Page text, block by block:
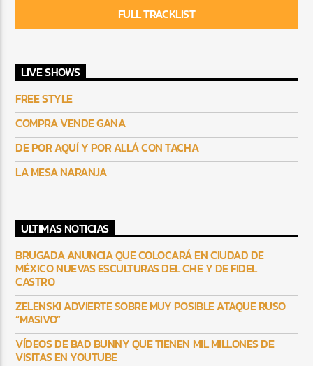
FULL TRACKLIST
LIVE SHOWS
FREE STYLE
COMPRA VENDE GANA
DE POR AQUÍ Y POR ALLÁ CON TACHA
LA MESA NARANJA
ULTIMAS NOTICIAS
BRUGADA ANUNCIA QUE COLOCARÁ EN CIUDAD DE
MÉXICO NUEVAS ESCULTURAS DEL CHE Y DE FIDEL
CASTRO
ZELENSKI ADVIERTE SOBRE MUY POSIBLE ATAQUE RUSO
“MASIVO”
VÍDEOS DE BAD BUNNY QUE TIENEN MIL MILLONES DE
VISITAS EN YOUTUBE